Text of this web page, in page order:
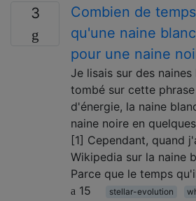
3
Combien de
qu'une naine
pour une naine
Je lisais sur des
tombé sur cette
d'énergie, la naine
naine noire en
[1] Cependant, quand
Wikipedia sur la naine
Parce que le temps
15
stellar-evolution